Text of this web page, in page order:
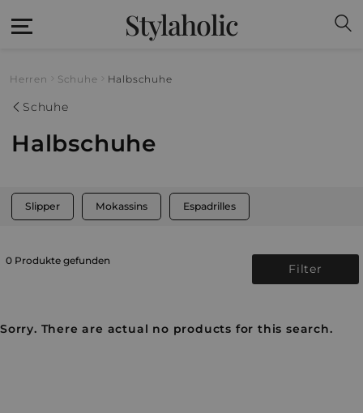
Stylaholic
Herren Schuhe Halbschuhe
Schuhe
Halbschuhe
Slipper Mokassins Espadrilles
0 Produkte gefunden
Filter
Sorry. There are actual no products for this search.